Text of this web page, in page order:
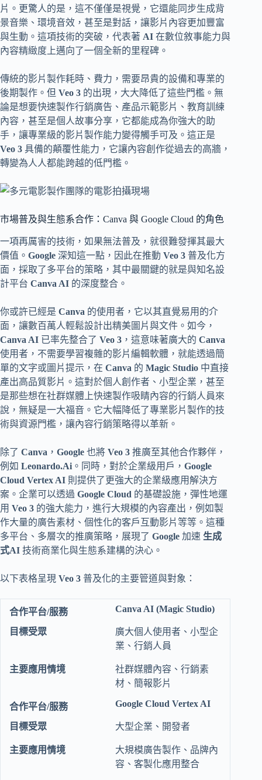
片。更驚人的是，這不僅僅是視覺，它還能同步生成背
景音樂、環境音效，甚至是對話，讓影片內容更加豐富
與生動。這項技術的突破，代表著 AI 在數位敘事能力與
內容精緻度上邁向了一個全新的里程碑。
傳統的影片製作耗時、費力，需要昂貴的設備和專業的
後期製作。但 Veo 3 的出現，大大降低了這些門檻。無
論是想要快速製作行銷廣告、產品示範影片、教育訓練
內容，甚至是個人故事分享，它都能成為你強大的助
手，讓專業級的影片製作能力變得觸手可及。這正是
Veo 3 具備的顛覆性能力，它讓內容創作從過去的高牆，
轉變為人人都能跨越的低門檻。
市場普及與生態系合作：Canva 與 Google Cloud 的角色
一項再厲害的技術，如果無法普及，就很難發揮其最大
價值。 Google 深知這一點，因此在推動 Veo 3 普及化方
面，採取了多平台的策略，其中最關鍵的就是與知名設
計平台 Canva AI 的深度整合。
你或許已經是 Canva 的使用者，它以其直覺易用的介
面，讓數百萬人輕鬆設計出精美圖片與文件。如今，
Canva AI 已率先整合了 Veo 3 ，這意味著廣大的 Canva
使用者，不需要學習複雜的影片編輯軟體，就能透過簡
單的文字或圖片提示，在 Canva 的 Magic Studio 中直接
產出高品質影片。這對於個人創作者、小型企業，甚至
是那些想在社群媒體上快速製作吸睛內容的行銷人員來
說，無疑是一大福音。它大幅降低了專業影片製作的技
術與資源門檻，讓內容行銷策略得以革新。
除了 Canva ， Google 也將 Veo 3 推廣至其他合作夥伴，
例如 Leonardo.Ai 。同時，對於企業級用戶， Google
Cloud Vertex AI 則提供了更強大的企業級應用解決方
案。企業可以透過 Google Cloud 的基礎設施，彈性地運
用 Veo 3 的強大能力，進行大規模的內容產出，例如製
作大量的廣告素材、個性化的客戶互動影片等等。這種
多平台、多層次的推廣策略，展現了 Google 加速 生成
式AI 技術商業化與生態系建構的決心。
以下表格呈現 Veo 3 普及化的主要管道與對象：
Canva AI (Magic Studio)
廣大個人使用者、小型企
業、行銷人員
社群媒體內容、行銷素
材、簡報影片
Google Cloud Vertex AI
大型企業、開發者
大規模廣告製作、品牌內
容、客製化應用整合